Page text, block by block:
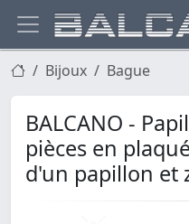
Bijoux Bague
BALCANO -
pièces en
d'un papillon et